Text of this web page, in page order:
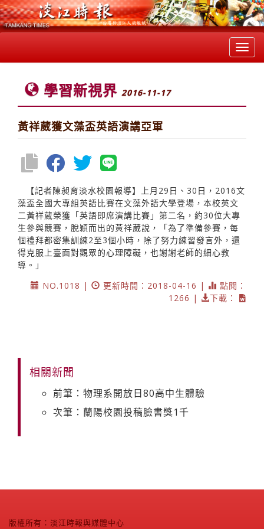
學習新視界 2016-11-17
黃祥葳獲文藻盃英語演講亞軍
【記者陳昶育淡水校園報導】上月29日、30日，2016文
藻盃全國大專組英語比賽在文藻外語大學登場，本校英文
二黃祥葳榮獲「英語即席演講比賽」第二名，約30位大專
生參與競賽，脫穎而出的黃祥葳說，「為了準備參賽，每
個禮拜都密集訓練2至3個小時，除了努力練習發言外，還
得克服上臺面對觀眾的心理障礙，也謝謝老師的細心教
導。」
NO.1018 |
更新時間：2018-04-16 |
點閱：
1266 |
下載：
相關新聞
前筆：物理系開放日80高中生體驗
次筆：蘭陽校園投稿臉書獎1千
版權所有：淡江時報與媒體中心